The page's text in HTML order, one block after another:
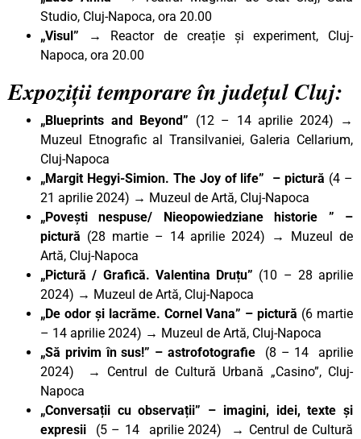
Studio, Cluj-Napoca, ora 20.00
„Visul” → Reactor de creație și experiment, Cluj-
Napoca, ora 20.00
Expoziții temporare în județul Cluj:
„Blueprints and Beyond” (12 – 14 aprilie 2024) →
Muzeul Etnografic al Transilvaniei, Galeria Cellarium,
Cluj-Napoca
„Margit Hegyi-Simion. The Joy of life”
– pictură (4 –
21 aprilie 2024) → Muzeul de Artă, Cluj-Napoca
„Povești nespuse/ Nieopowiedziane historie ”
–
pictură (28 martie – 14 aprilie 2024) → Muzeul de
Artă, Cluj-Napoca
„Pictură / Grafică. Valentina Druțu” (10 – 28 aprilie
2024) → Muzeul de Artă, Cluj-Napoca
„De odor și lacrăme. Cornel Vana” – pictură (6 martie
– 14 aprilie 2024) → Muzeul de Artă, Cluj-Napoca
„Să privim în sus!” – astrofotografie (8 – 14 aprilie
2024) → Centrul de Cultură Urbană „Casino”, Cluj-
Napoca
„Conversații cu observații” – imagini, idei, texte și
expresii (5 – 14 aprilie 2024) → Centrul de Cultură